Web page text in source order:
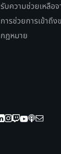
รับความช่วยเหลือ
การช่วยการเข้าถึง
กฎหมาย